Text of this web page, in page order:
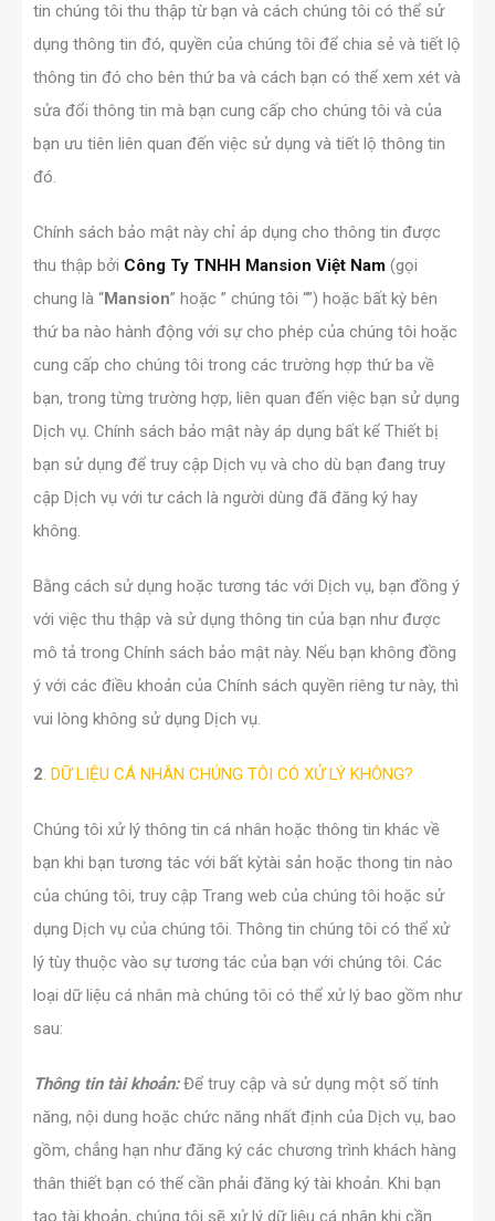
tin chúng tôi thu thập từ bạn và cách chúng tôi có thể sử
dụng thông tin đó, quyền của chúng tôi để chia sẻ và tiết lộ
thông tin đó cho bên thứ ba và cách bạn có thể xem xét và
sửa đổi thông tin mà bạn cung cấp cho chúng tôi và của
bạn ưu tiên liên quan đến việc sử dụng và tiết lộ thông tin
đó.
Chính sách bảo mật này chỉ áp dụng cho thông tin được
thu thập bởi Công Ty TNHH Mansion Việt Nam (gọi
chung là “Mansion” hoặc ” chúng tôi “”) hoặc bất kỳ bên
thứ ba nào hành động với sự cho phép của chúng tôi hoặc
cung cấp cho chúng tôi trong các trường hợp thứ ba về
bạn, trong từng trường hợp, liên quan đến việc bạn sử dụng
Dịch vụ. Chính sách bảo mật này áp dụng bất kể Thiết bị
bạn sử dụng để truy cập Dịch vụ và cho dù bạn đang truy
cập Dịch vụ với tư cách là người dùng đã đăng ký hay
không.
Bằng cách sử dụng hoặc tương tác với Dịch vụ, bạn đồng ý
với việc thu thập và sử dụng thông tin của bạn như được
mô tả trong Chính sách bảo mật này. Nếu bạn không đồng
ý với các điều khoản của Chính sách quyền riêng tư này, thì
vui lòng không sử dụng Dịch vụ.
2. DỮ LIỆU CÁ NHÂN CHÚNG TÔI CÓ XỬ LÝ KHÔNG?
Chúng tôi xử lý thông tin cá nhân hoặc thông tin khác về
bạn khi bạn tương tác với bất kỳtài sản hoặc thong tin nào
của chúng tôi, truy cập Trang web của chúng tôi hoặc sử
dụng Dịch vụ của chúng tôi. Thông tin chúng tôi có thể xử
lý tùy thuộc vào sự tương tác của bạn với chúng tôi. Các
loại dữ liệu cá nhân mà chúng tôi có thể xử lý bao gồm như
sau:
Thông tin tài khoản:Để truy cập và sử dụng một số tính
năng, nội dung hoặc chức năng nhất định của Dịch vụ, bao
gồm, chẳng hạn như đăng ký các chương trình khách hàng
thân thiết bạn có thể cần phải đăng ký tài khoản. Khi bạn
tạo tài khoản, chúng tôi sẽ xử lý dữ liệu cá nhân khi cần